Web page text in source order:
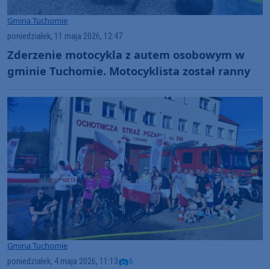
Gmina Tuchomie
poniedziałek, 11 maja 2026, 12:47
Zderzenie motocykla z autem osobowym w
gminie Tuchomie. Motocyklista został ranny
Gmina Tuchomie
poniedziałek, 4 maja 2026, 11:13 6